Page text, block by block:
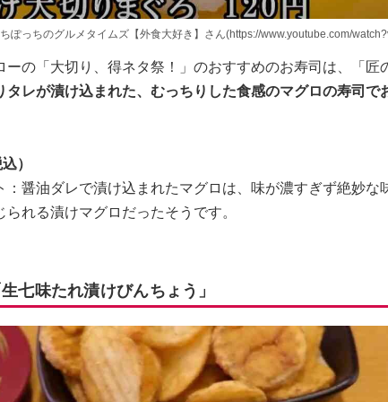
ぽっちのグルメタイムズ【外食大好き】さん(https://www.youtube.com/
ーの「大切り、得ネタ祭！」のおすすめのお寿司は、「匠
タレが漬け込まれた、むっちりした食感のマグロの寿司で
）
：醤油ダレで漬け込まれたマグロは、味が濃すぎず絶妙な
られる漬けマグロだったそうです。
七味たれ漬けびんちょう」